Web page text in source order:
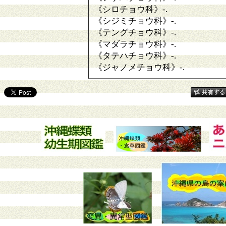
《シロチョウ科》 -.
《シジミチョウ科》 -.
《テングチョウ科》-.
《マダラチョウ科》-.
《タテハチョウ科》-.
《ジャノメチョウ科》-.